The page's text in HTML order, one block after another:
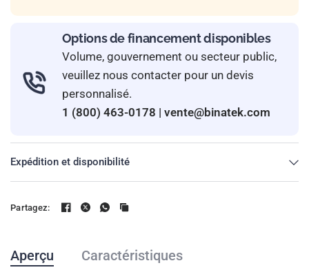
Options de financement disponibles
Volume, gouvernement ou secteur public,
veuillez nous contacter pour un devis
personnalisé.
1 (800) 463-0178 | vente@binatek.com
Expédition et disponibilité
Partagez:
Aperçu Caractéristiques